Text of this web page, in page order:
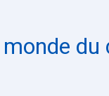
monde